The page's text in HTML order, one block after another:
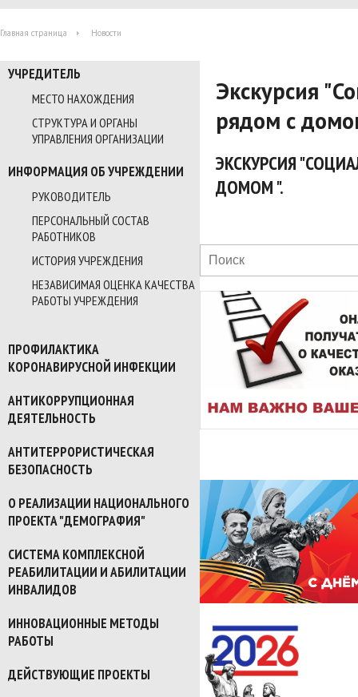
Главная страница Новости
УЧРЕДИТЕЛЬ
МЕСТО НАХОЖДЕНИЯ
СТРУКТУРА И ОРГАНЫ
УПРАВЛЕНИЯ ОРГАНИЗАЦИИ
ИНФОРМАЦИЯ ОБ УЧРЕЖДЕНИИ
РУКОВОДИТЕЛЬ
ПЕРСОНАЛЬНЫЙ СОСТАВ
РАБОТНИКОВ
ИСТОРИЯ УЧРЕЖДЕНИЯ
НЕЗАВИСИМАЯ ОЦЕНКА КАЧЕСТВА
РАБОТЫ УЧРЕЖДЕНИЯ
ПРОФИЛАКТИКА
КОРОНАВИРУСНОЙ ИНФЕКЦИИ
АНТИКОРРУПЦИОННАЯ
ДЕЯТЕЛЬНОСТЬ
АНТИТЕРРОРИСТИЧЕСКАЯ
БЕЗОПАСНОСТЬ
О РЕАЛИЗАЦИИ НАЦИОНАЛЬНОГО
ПРОЕКТА "ДЕМОГРАФИЯ"
СИСТЕМА КОМПЛЕКСНОЙ
РЕАБИЛИТАЦИИ И АБИЛИТАЦИИ
ИНВАЛИДОВ
ИННОВАЦИОННЫЕ МЕТОДЫ
РАБОТЫ
ДЕЙСТВУЮЩИЕ ПРОЕКТЫ
Экскурсия
рядом с
ЭКСКУРСИЯ
ДОМОМ ".